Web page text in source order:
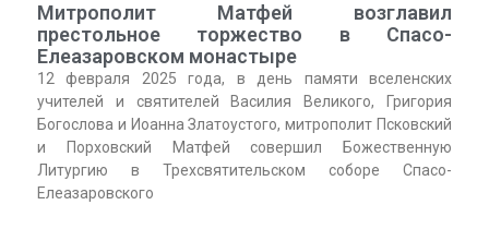
Митрополит Матфей возглавил
престольное торжество в Спасо-
Елеазаровском монастыре
12 февраля 2025 года, в день памяти вселенских
учителей и святителей Василия Великого, Григория
Богослова и Иоанна Златоустого, митрополит Псковский
и Порховский Матфей совершил Божественную
Литургию в Трехсвятительском соборе Спасо-
Елеазаровского